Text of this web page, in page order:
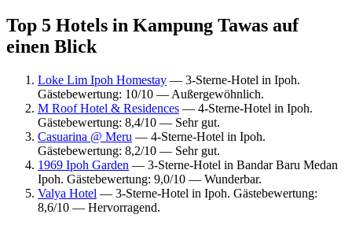
Top 5 Hotels in Kampung Tawas auf
einen Blick
Loke Lim Ipoh Homestay — 3-Sterne-Hotel in Ipoh.
Gästebewertung: 10/10 — Außergewöhnlich.
M Roof Hotel & Residences — 4-Sterne-Hotel in Ipoh.
Gästebewertung: 8,4/10 — Sehr gut.
Casuarina @ Meru — 4-Sterne-Hotel in Ipoh.
Gästebewertung: 8,2/10 — Sehr gut.
1969 Ipoh Garden — 3-Sterne-Hotel in Bandar Baru Medan
Ipoh. Gästebewertung: 9,0/10 — Wunderbar.
Valya Hotel — 3-Sterne-Hotel in Ipoh. Gästebewertung:
8,6/10 — Hervorragend.